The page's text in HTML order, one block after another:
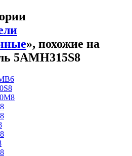
», похожие на
5АМН315S8